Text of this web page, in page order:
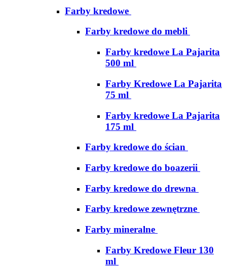
Farby kredowe
Farby kredowe do mebli
Farby kredowe La Pajarita
500 ml
Farby Kredowe La Pajarita
75 ml
Farby kredowe La Pajarita
175 ml
Farby kredowe do ścian
Farby kredowe do boazerii
Farby kredowe do drewna
Farby kredowe zewnętrzne
Farby mineralne
Farby Kredowe Fleur 130
ml